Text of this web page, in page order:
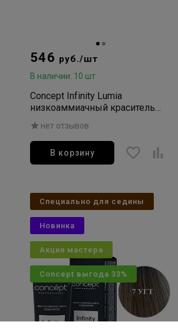
546 руб./шт
В наличии: 10 шт
Concept Infinity Lumia
низкоаммиачный краситель
для волос 10/95 очень светлый
блондин сандре-розовый
100мл
нет отзывов
В корзину
Специально для седины
Новинка
Акция мастера
Concept выгода 33%